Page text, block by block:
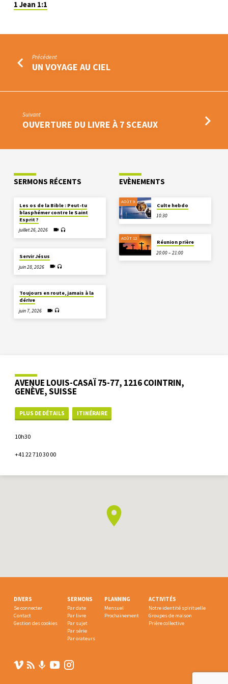
1 Jean 1:1
Précédent
UN VOYAGE AU CIEL
Suivant
OUVERTURE DU LIVRE À 7 SCEAUX
SERMONS RÉCENTS
Les os de la Bible : Peut-tu
blasphémer contre le Saint
Esprit ?
juillet 26, 2026
Servir Jésus
juin 28, 2026
Toujours en route, jamais à la
dérive
juin 7, 2026
EVÈNEMENTS
AOÛT 9
Culte hebdo
10:30
AOÛT 12
Réunion prière
20:00 – 21:00
AVENUE LOUIS-CASAÏ 75-77, 1216 COINTRIN,
GENÈVE, SUISSE
PLUS DE DÉTAILS ITINÉRAIRE
10h30
+41 22 710 30 00
DIVERS
Se connecter
Contact
Gestion des cookies
SERMONS
Par date
Par livre
Par sujet
Par série
Par orateurs
PLANNING
Mensuel
Prochainement
ACTIVITÉS
Notre identité spirituelle
Groupes de maison
Prière collective